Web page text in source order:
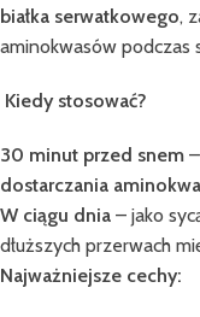
białka serwatkowego,
aminokwasów podczas
Kiedy stosować?
30 minut przed snem
dostarczania
W ciągu dnia – jako
dłuższych przerwach
Najważniejsze cechy: